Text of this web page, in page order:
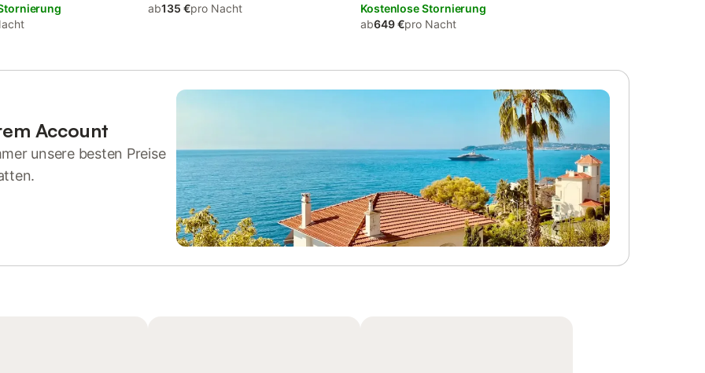
ab135 €pro Nacht
Kostenlose Stornierung
ab649 €pro Nacht
Account
unsere besten Preise